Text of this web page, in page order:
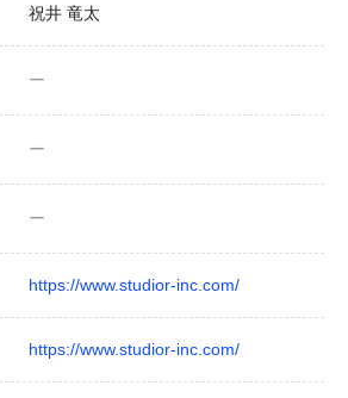
祝井 竜太
ー
ー
ー
https://www.studior-inc.com/
https://www.studior-inc.com/